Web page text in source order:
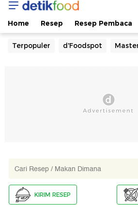
Home Resep Resep Pembaca
Terpopuler d'Foodspot
KIRIM RESEP